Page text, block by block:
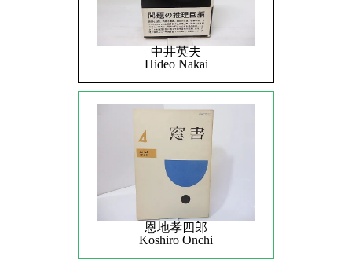
中井英夫
Hideo Nakai
恩地孝四郎
Koshiro Onchi